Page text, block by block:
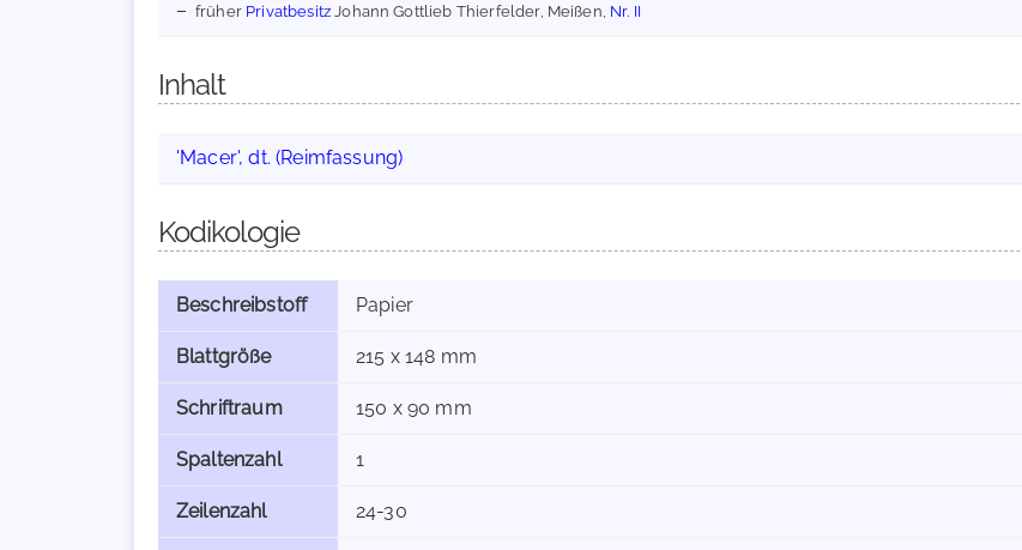
früher Privatbesitz Johann Gottlieb Thierfelder, Meißen, Nr. II
Inhalt
'Macer', dt. (Reimfassung)
Kodikologie
Beschreibstoff Papier
Blattgröße 215 x 148 mm
Schriftraum 150 x 90 mm
Spaltenzahl 1
Zeilenzahl 24-30